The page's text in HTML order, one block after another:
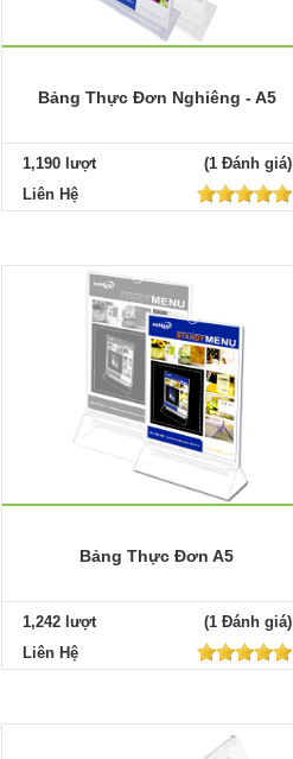
Bảng Thực Đơn Nghiêng - A5
1,190 lượt
(1 Đánh giá)
Liên Hệ
Bảng Thực Đơn A5
1,242 lượt
(1 Đánh giá)
Liên Hệ